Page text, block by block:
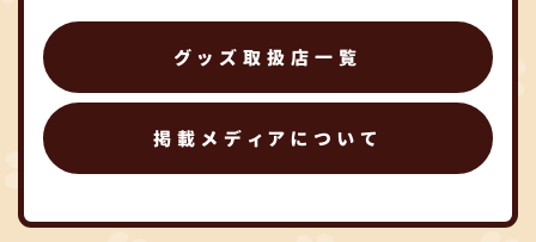
グッズ取扱店一覧
掲載メディアについて